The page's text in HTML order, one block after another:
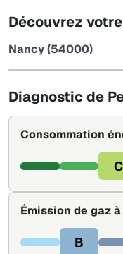
Découvrez
Nancy (54000)
Diagnostic de
Consommation
C
Émission de gaz
B